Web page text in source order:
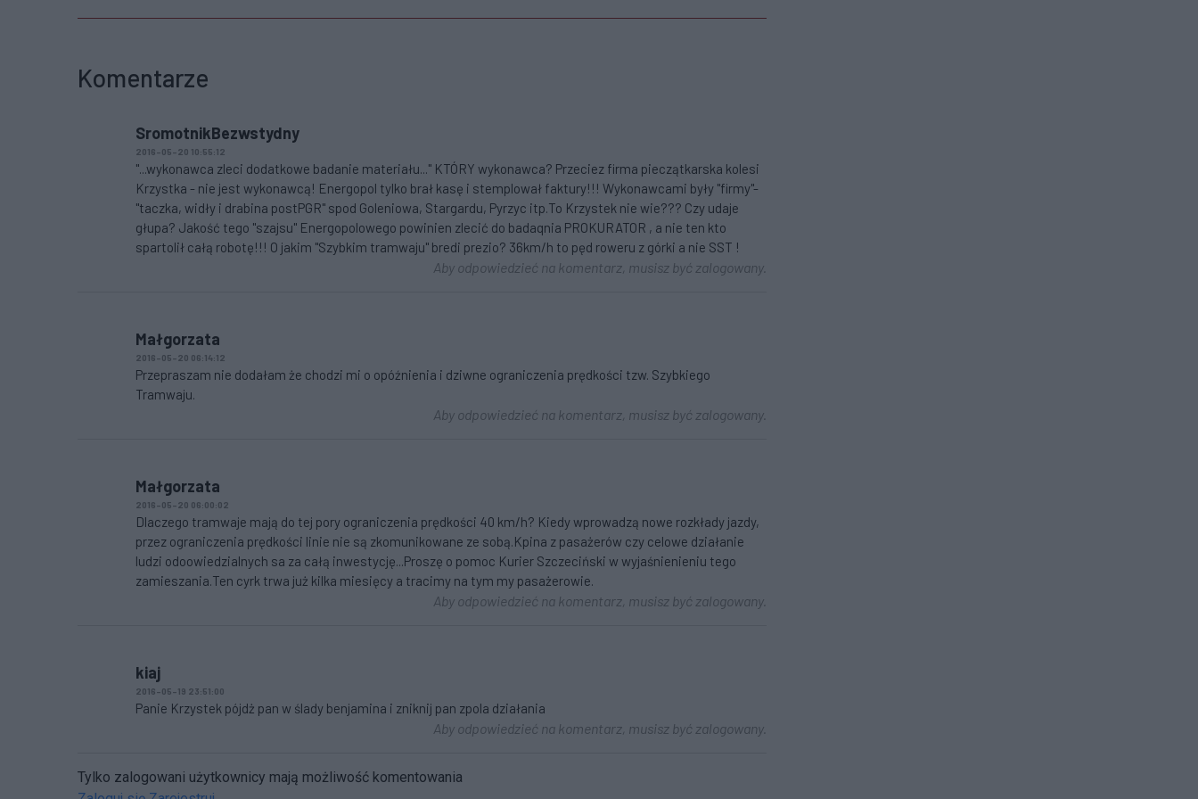
Komentarze
SromotnikBezwstydny
2016-05-20 10:55:12
"...wykonawca zleci dodatkowe badanie materiału..." KTÓRY wykonawca? Przeciez firma pieczątkarska kolesi
Krzystka - nie jest wykonawcą! Energopol tylko brał kasę i stemplował faktury!!! Wykonawcami były "firmy"-
"taczka, widły i drabina postPGR" spod Goleniowa, Stargardu, Pyrzyc itp.To Krzystek nie wie??? Czy udaje
głupa? Jakość tego "szajsu" Energopolowego powinien zlecić do badaqnia PROKURATOR , a nie ten kto
spartolił całą robotę!!! O jakim "Szybkim tramwaju" bredi prezio? 36km/h to pęd roweru z górki a nie SST !
Aby odpowiedzieć na komentarz, musisz być zalogowany.
Małgorzata
2016-05-20 06:14:12
Przepraszam nie dodałam że chodzi mi o opóźnienia i dziwne ograniczenia prędkości tzw. Szybkiego
Tramwaju.
Aby odpowiedzieć na komentarz, musisz być zalogowany.
Małgorzata
2016-05-20 06:00:02
Dlaczego tramwaje mają do tej pory ograniczenia prędkości 40 km/h? Kiedy wprowadzą nowe rozkłady jazdy,
przez ograniczenia prędkości linie nie są zkomunikowane ze sobą.Kpina z pasażerów czy celowe działanie
ludzi odoowiedzialnych sa za całą inwestycję...Proszę o pomoc Kurier Szczeciński w wyjaśnienieniu tego
zamieszania.Ten cyrk trwa już kilka miesięcy a tracimy na tym my pasażerowie.
Aby odpowiedzieć na komentarz, musisz być zalogowany.
kiaj
2016-05-19 23:51:00
Panie Krzystek pójdż pan w ślady benjamina i zniknij pan zpola działania
Aby odpowiedzieć na komentarz, musisz być zalogowany.
Tylko zalogowani użytkownicy mają możliwość komentowania